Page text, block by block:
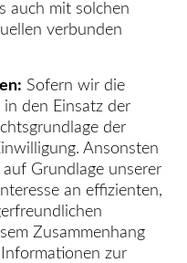
auch mit solchen
verbunden
Sofern wir die
den Einsatz der
der
Ansonsten
Grundlage unserer
an effizienten,
Zusammenhang
zur